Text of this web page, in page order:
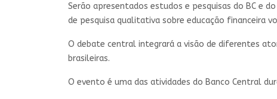
Serão apresentados​ estudos e pesquisas do BC e
de pesquisa qualitativa sobre educação financeira
O debate central integrará a visão de diferentes
brasileiras.
O evento é uma das atividades do Banco Central